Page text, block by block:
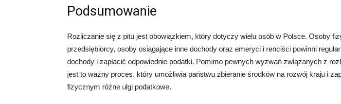
Podsumowanie
Rozliczanie się z pitu jest obowiązkiem, który dotyczy wielu osób w Polsce. Osoby
przedsiębiorcy, osoby osiągające inne dochody oraz emeryci i renciści powinni
dochody i zapłacić odpowiednie podatki. Pomimo pewnych wyzwań związanych z
jest to ważny proces, który umożliwia państwu zbieranie środków na rozwój kraju i
fizycznym różne ulgi podatkowe.